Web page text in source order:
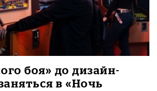
боя» до дизайн-
в «Ночь